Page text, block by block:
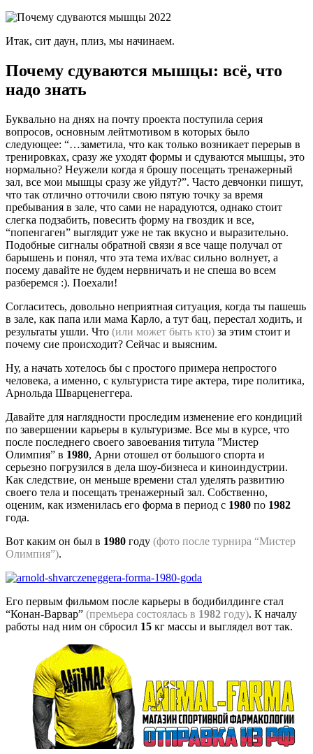
Итак, сит даун, плиз, мы начинаем.
Почему сдуваются мышцы: всё, что
надо знать
Буквально на днях на почту проекта поступила серия
вопросов, основным лейтмотивом в которых было
следующее: “…заметила, что как только возникает перерыв в
тренировках, сразу же уходят формы и сдуваются мышцы, это
нормально? Неужели когда я брошу посещать тренажерный
зал, все мои мышцы сразу же уйдут?”. Часто девчонки пишут,
что так отлично отточили свою пятую точку за время
пребывания в зале, что сами не нарадуются, однако стоит
слегка подзабить, повесить форму на гвоздик и все,
“попенгаген” выглядит уже не так вкусно и выразительно.
Подобные сигналы обратной связи я все чаще получал от
барышень и понял, что эта тема их/вас сильно волнует, а
посему давайте не будем нервничать и не спеша во всем
разберемся :). Поехали!
Согласитесь, довольно неприятная ситуация, когда ты пашешь
в зале, как папа или мама Карло, а тут бац, перестал ходить, и
результаты ушли. Что (или может быть кто) за этим стоит и
почему сие происходит? Сейчас и выясним.
Ну, а начать хотелось бы с простого примера непростого
человека, а именно, с культуриста тире актера, тире политика,
Арнольда Шварценеггера.
Давайте для наглядности проследим изменение его кондиций
по завершении карьеры в культуризме. Все мы в курсе, что
после последнего своего завоевания титула ”Мистер
Олимпия” в 1980, Арни отошел от большого спорта и
серьезно погрузился в дела шоу-бизнеса и киноиндустрии.
Как следствие, он меньше времени стал уделять развитию
своего тела и посещать тренажерный зал. Собственно,
оценим, как изменилась его форма в период с 1980 по 1982
года.
Вот каким он был в 1980 году (фото после турнира “Мистер
Олимпия”).
Его первым фильмом после карьеры в бодибилдинге стал
“Конан-Варвар” (премьера состоялась в 1982 году). К началу
работы над ним он сбросил 15 кг массы и выглядел вот так.